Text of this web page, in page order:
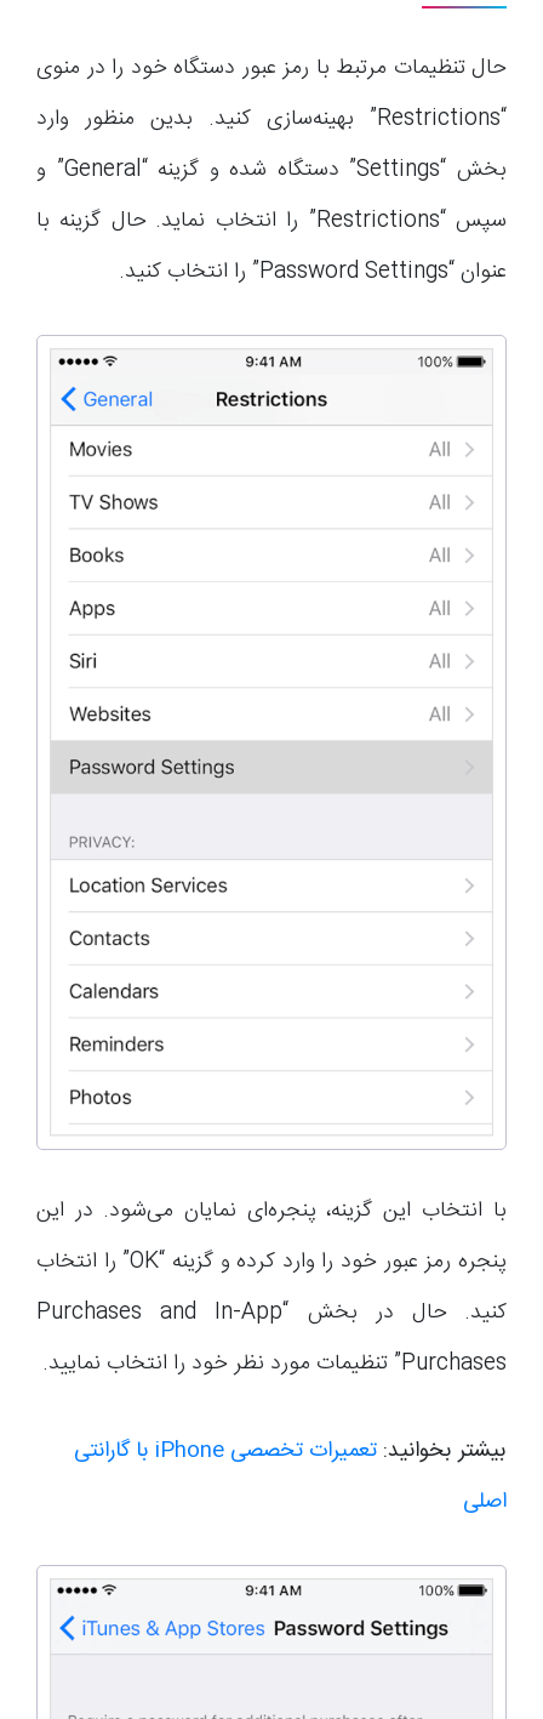
حال تنظیمات مرتبط با رمز عبور دستگاه خود را در منوی
“Restrictions” بهینه‌سازی کنید. بدین منظور وارد
بخش “Settings” دستگاه شده و گزینه “General” و
سپس “Restrictions” را انتخاب نماید. حال گزینه با
عنوان “Password Settings” را انتخاب کنید.
با انتخاب این گزینه، پنجره‌ای نمایان می‌شود. در این
پنجره رمز عبور خود را وارد کرده و گزینه “OK” را انتخاب
کنید. حال در بخش “Purchases and In-App
Purchases” تنظیمات مورد نظر خود را انتخاب نمایید.
بیشتر بخوانید:
تعمیرات تخصصی iPhone با گارانتی
اصلی